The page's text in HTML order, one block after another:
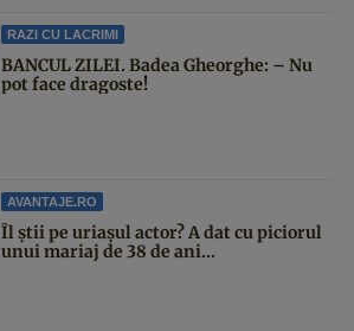
RAZI CU LACRIMI
BANCUL ZILEI. Badea Gheorghe: – Nu
pot face dragoste!
AVANTAJE.RO
Îl știi pe uriașul actor? A dat cu piciorul
unui mariaj de 38 de ani...